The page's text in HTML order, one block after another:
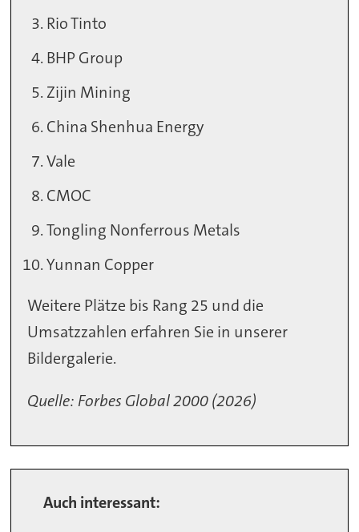
Rio Tinto
BHP Group
Zijin Mining
China Shenhua Energy
Vale
CMOC
Tongling Nonferrous Metals
Yunnan Copper
Weitere Plätze bis Rang 25 und die
Umsatzzahlen erfahren Sie in unserer
Bildergalerie.
Quelle: Forbes Global 2000 (2026)
Auch interessant: